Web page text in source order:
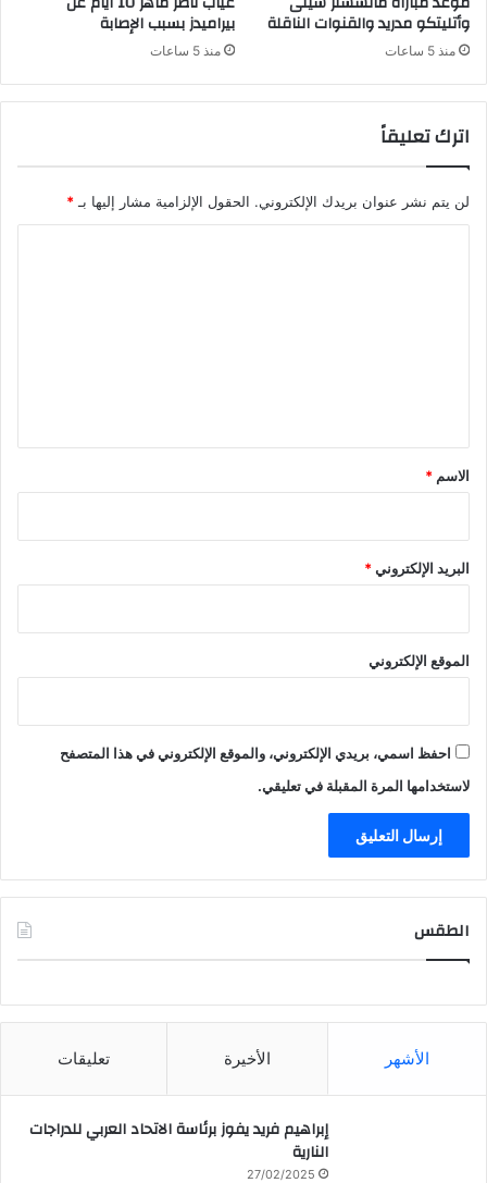
وأتليتكو مدريد والقنوات الناقلة
منذ 5 ساعات
بيراميدز بسبب الإصابة
منذ 5 ساعات
اترك تعليقاً
لن يتم نشر عنوان بريدك الإلكتروني. الحقول الإلزامية مشار إليها بـ *
*
الاسم *
البريد الإلكتروني*
الموقع الإلكتروني
احفظ اسمي، بريدي الإلكتروني، والموقع الإلكتروني في هذا المتصفح
لاستخدامها المرة المقبلة في تعليقي.
الطقس
الأشهر الأخيرة تعليقات
إبراهيم فريد يفوز برئاسة الاتحاد العربي للدراجات
النارية
27/02/2025